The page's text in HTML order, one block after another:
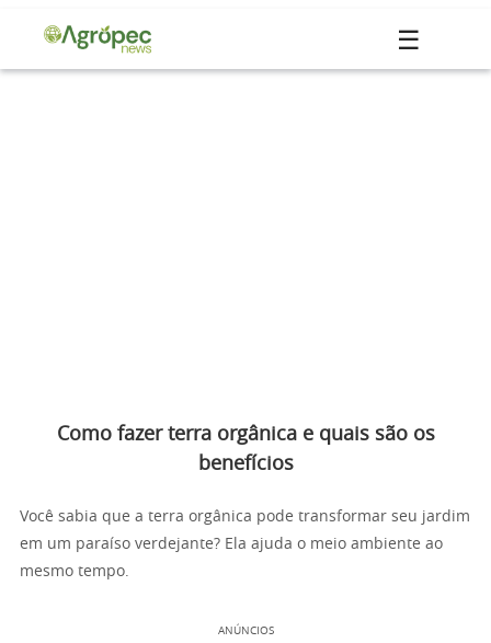
☰
Como fazer terra orgânica e quais são os
benefícios
Você sabia que a terra orgânica pode transformar seu jardim
em um paraíso verdejante? Ela ajuda o meio ambiente ao
mesmo tempo.
ANÚNCIOS